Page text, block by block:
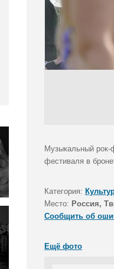
Музыкальный
фестиваля в
Категория:
Место: Россия,
Сообщить об
Ещё фото